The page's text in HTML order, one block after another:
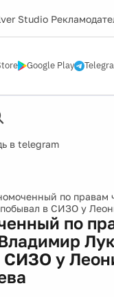
Studio
Google Play
по правам
в СИЗО у
по
СИЗО у